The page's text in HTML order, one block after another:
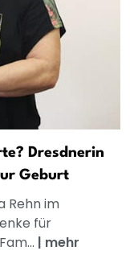
Dresdnerin
Geburt
Rehn im
für
| mehr